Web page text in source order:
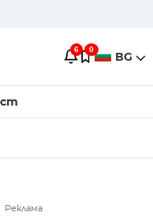
6 0 BG
Реклама